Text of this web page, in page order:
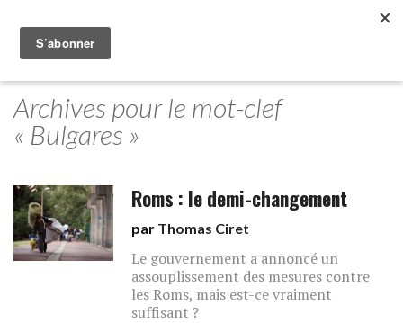
Archives pour le mot-clef
« Bulgares »
Roms : le demi-changement
par Thomas Ciret
Le gouvernement a annoncé un
assouplissement des mesures contre
les Roms, mais est-ce vraiment
suffisant ?